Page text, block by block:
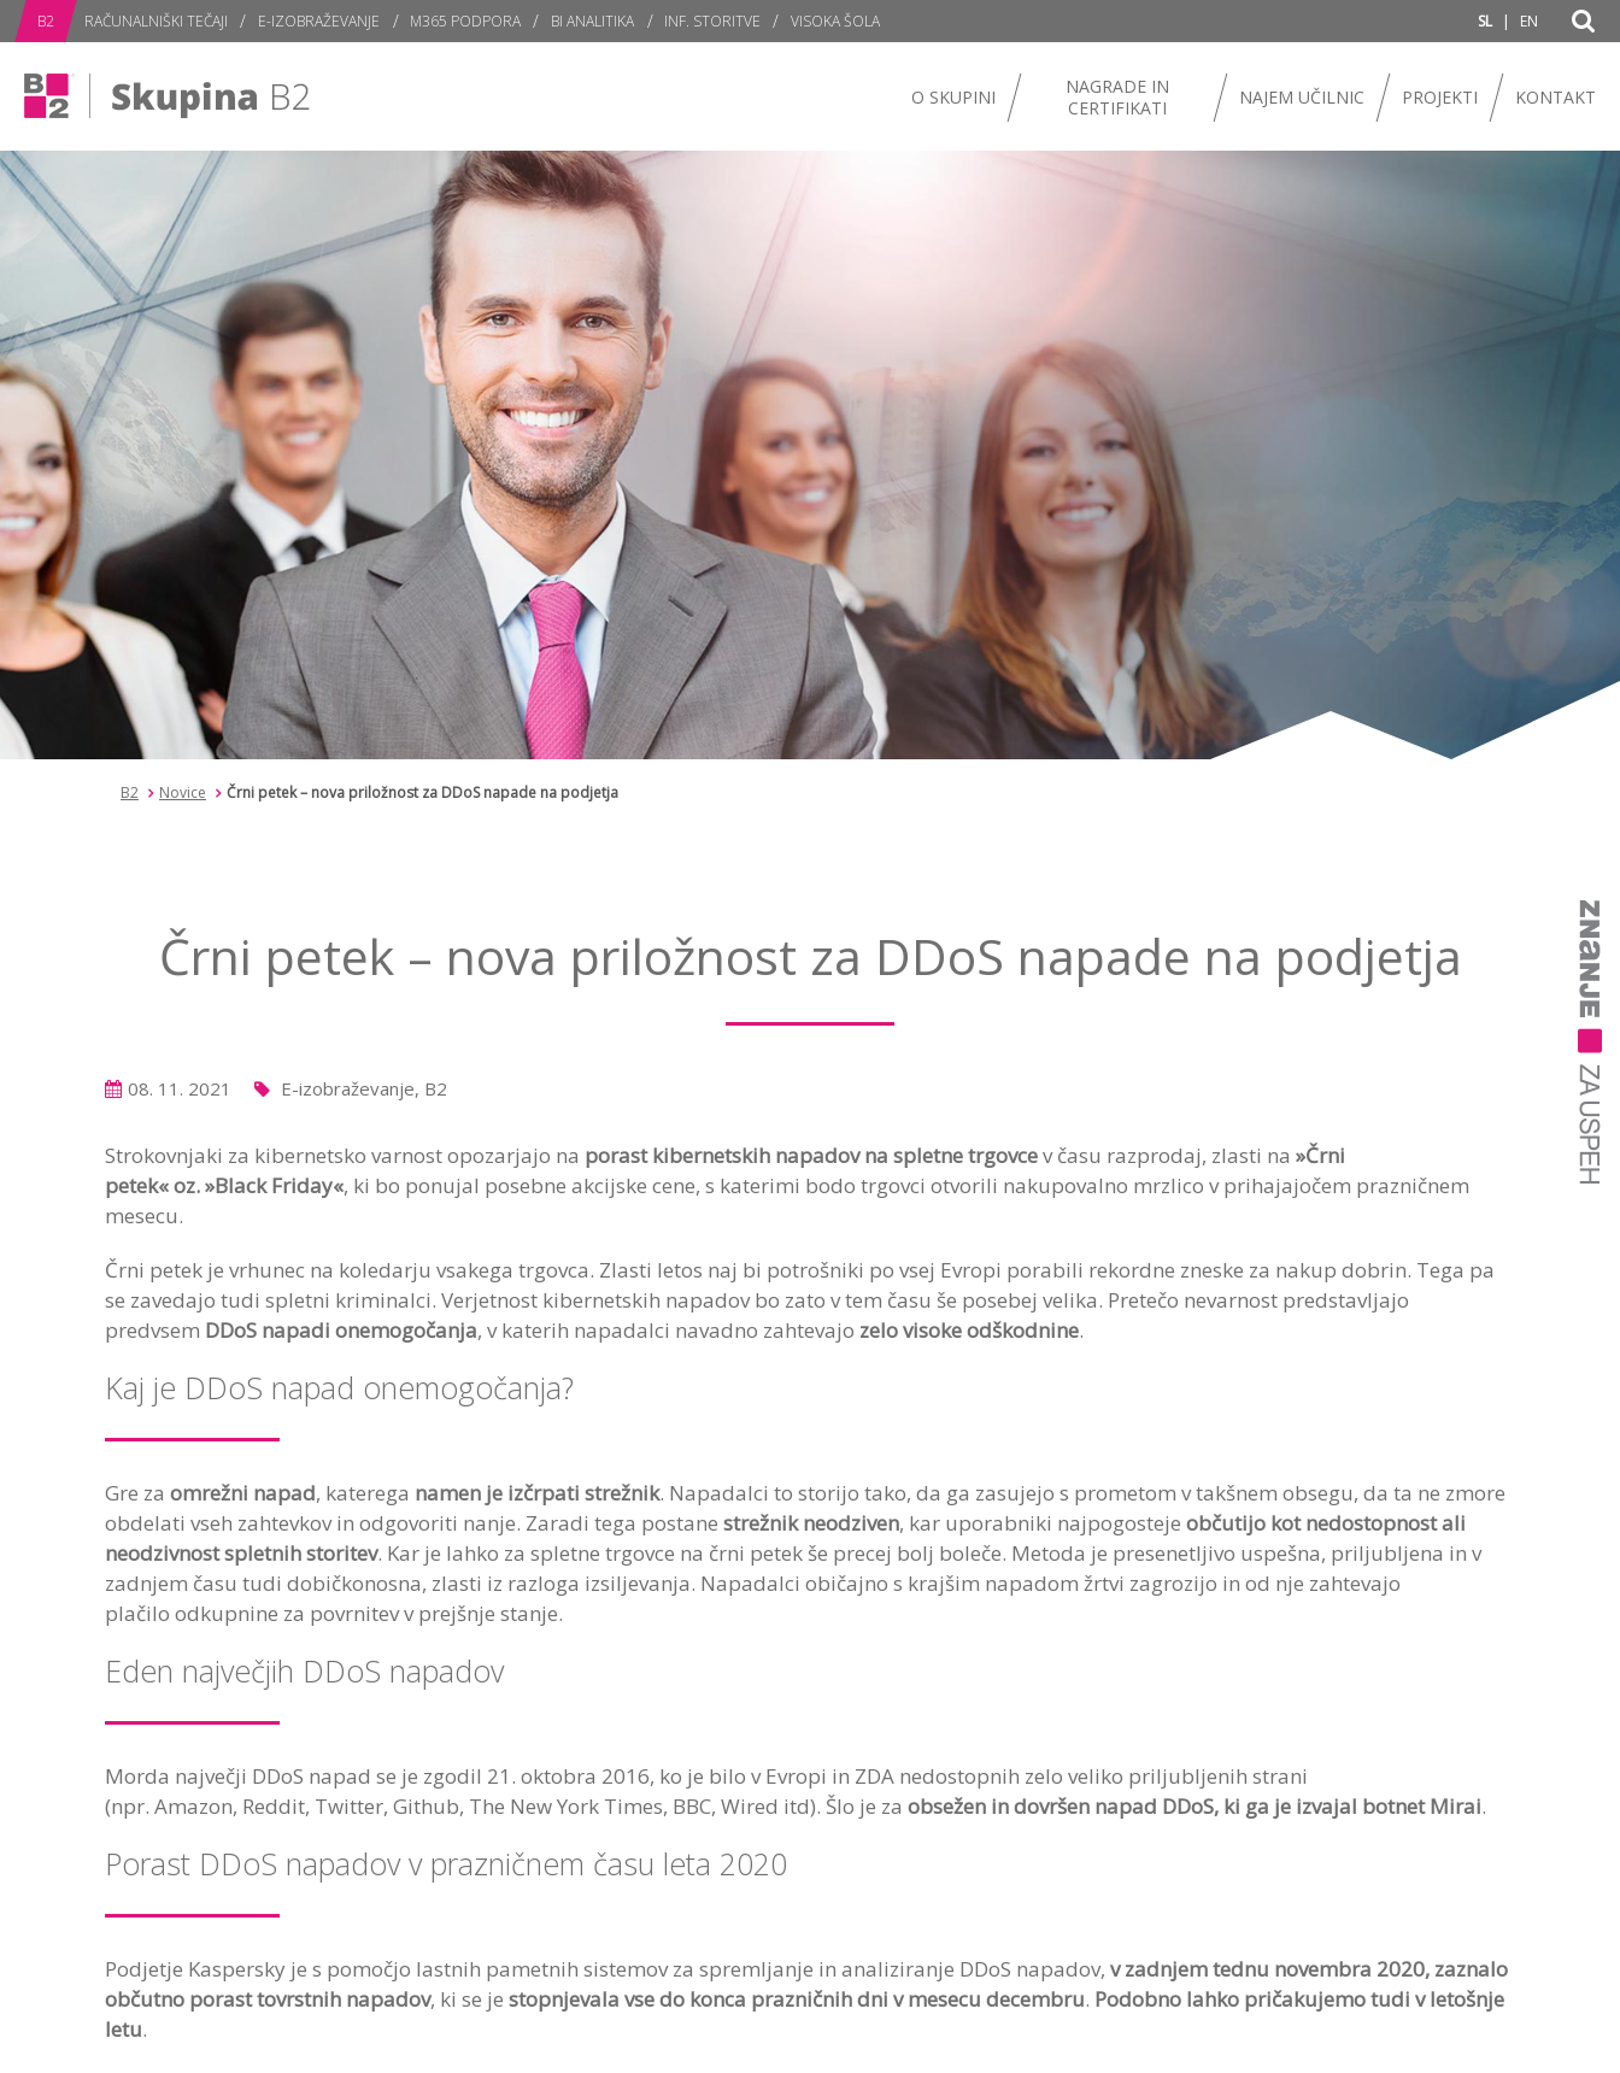
B2 RAČUNALNIŠKI TEČAJI E-IZOBRAŽEVANJE M365 PODPORA BI ANALITIKA INF. STORITVE VISOKA ŠOLA SL | EN
O SKUPINI
NAGRADE IN
CERTIFIKATI
NAJEM UČILNIC PROJEKTI KONTAKT
subPage
B2 Novice Črni petek – nova priložnost za DDoS napade na podjetja
Črni petek – nova priložnost za DDoS napade na podjetja
08. 11. 2021 E-izobraževanje, B2
Strokovnjaki za kibernetsko varnostopozarjajo na porast kibernetskih napadov na spletnetrgovcevčasu razprodaj, zlasti na »Črni
petek«oz.»BlackFriday«, ki bo ponujal posebne akcijske cene, s katerimi bodo trgovci otvorili nakupovalno mrzlico v prihajajočem prazničnem
mesecu.
Črni petek je vrhunec na koledarju vsakega trgovca. Zlasti letos naj bi potrošniki po vsej Evropi porabili rekordne zneske za nakup dobrin. Tega pa
se zavedajo tudi spletni kriminalci. Verjetnost kibernetskih napadov bo zato v tem času še posebej velika. Pretečo nevarnost predstavljajo
predvsem DDoS napadi onemogočanja, v katerih napadalci navadno zahtevajo zelo visoke odškodnine.
Kaj je DDoS napad onemogočanja?
Gre za omrežni napad, katerega namen je izčrpati strežnik. Napadalci to storijo tako, da ga zasujejo s prometom v takšnem obsegu, da ta ne zmore
obdelati vseh zahtevkov in odgovoriti nanje. Zaradi tega postane strežnik neodziven, kar uporabniki najpogosteje občutijo kot nedostopnost ali
neodzivnost spletnih storitev. Kar je lahko za spletne trgovce na črni petek še precej bolj boleče. Metoda je presenetljivo uspešna, priljubljena in v
zadnjem času tudi dobičkonosna, zlasti iz razloga izsiljevanja. Napadalci običajno s krajšim napadom žrtvi zagrozijo in od nje zahtevajo
plačilo odkupnine za povrnitev v prejšnje stanje.
Eden največjih DDoS napadov
Morda največji DDoS napad se je zgodil 21. oktobra 2016, ko je bilo v Evropi in ZDA nedostopnih zelo veliko priljubljenih strani
(npr. Amazon, Reddit, Twitter, Github, The New York Times, BBC, Wired itd). Šlo je za obsežen in dovršen napad DDoS, ki ga je izvajal botnet Mirai.
Porast DDoS napadov v prazničnem času leta 2020
Podjetje Kaspersky je s pomočjo lastnih pametnih sistemov za spremljanje in analiziranje DDoS napadov, v zadnjem tednu novembra 2020, zaznalo
občutno porast tovrstnih napadov, ki se je stopnjevala vse do konca prazničnih dni v mesecu decembru. Podobno lahko pričakujemo tudi v letošnje
letu.